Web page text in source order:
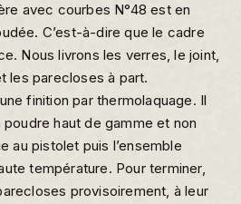
avec courbes N°48 est en
C’est-à-dire que le cadre
Nous livrons les verres, le joint,
les parecloses à part.
finition par thermolaquage. Il
poudre haut de gamme et non
au pistolet puis l’ensemble
température. Pour terminer,
provisoirement, à leur